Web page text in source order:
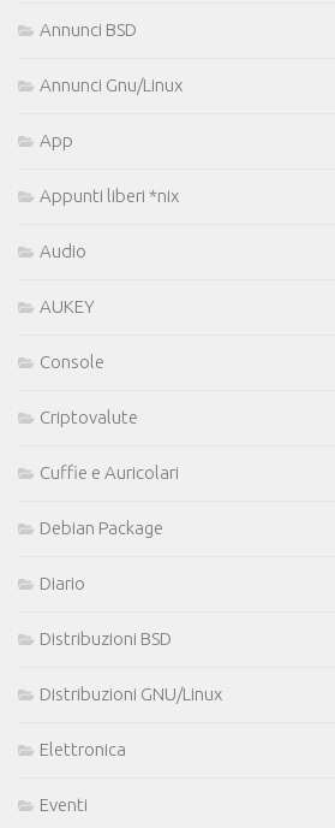
Annunci BSD
Annunci Gnu/Linux
App
Appunti liberi *nix
Audio
AUKEY
Console
Criptovalute
Cuffie e Auricolari
Debian Package
Diario
Distribuzioni BSD
Distribuzioni GNU/Linux
Elettronica
Eventi